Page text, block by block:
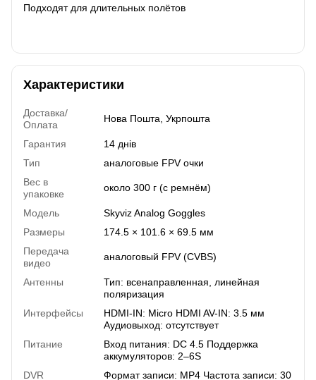
Подходят для длительных полётов
Характеристики
Доставка/
Оплата
Нова Пошта, Укрпошта
Гарантия
14 днів
Тип
аналоговые FPV очки
Вес в
упаковке
около 300 г (с ремнём)
Модель
Skyviz Analog Goggles
Размеры
174.5 × 101.6 × 69.5 мм
Передача
видео
аналоговый FPV (CVBS)
Антенны
Тип: всенаправленная, линейная
поляризация
Интерфейсы
HDMI-IN: Micro HDMI AV-IN: 3.5 мм
Аудиовыход: отсутствует
Питание
Вход питания: DC 4.5 Поддержка
аккумуляторов: 2–6S
DVR
Формат записи: MP4 Частота записи: 30